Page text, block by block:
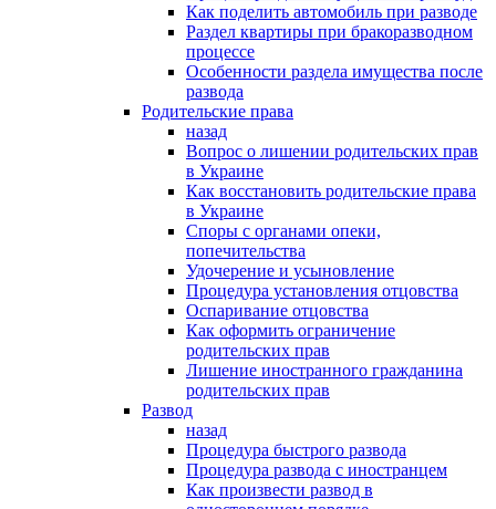
Как поделить автомобиль при разводе
Раздел квартиры при бракоразводном
процессе
Особенности раздела имущества после
развода
Родительские права
назад
Вопрос о лишении родительских прав
в Украине
Как восстановить родительские права
в Украине
Споры с органами опеки,
попечительства
Удочерение и усыновление
Процедура установления отцовства
Оспаривание отцовства
Как оформить ограничение
родительских прав
Лишение иностранного гражданина
родительских прав
Развод
назад
Процедура быстрого развода
Процедура развода с иностранцем
Как произвести развод в